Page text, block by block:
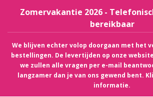
Zomervakantie 2026 -
bereikbaar
We blijven echter volop doorgaan met het
bestellingen. De levertijden op onze
we zullen alle vragen per e-mail
langzamer dan je van ons gewend bent.
informatie.